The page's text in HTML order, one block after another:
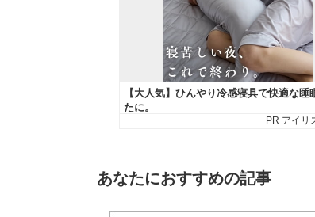
あなたにおすすめの記事